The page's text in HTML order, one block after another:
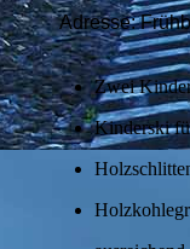
Adresse:
Zwei
Kinderski